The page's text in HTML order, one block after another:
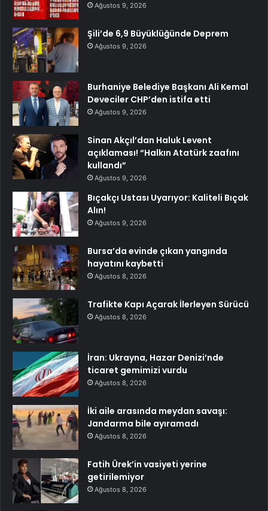
Ağustos 9, 2026
Şili’de 6,9 Büyüklüğünde Deprem
Ağustos 9, 2026
Burhaniye Belediye Başkanı Ali Kemal
Deveciler CHP’den istifa etti
Ağustos 9, 2026
Sinan Akçıl’dan Haluk Levent
açıklaması! “Halkın Atatürk zaafını
kullandı”
Ağustos 9, 2026
Bıçakçı Ustası Uyarıyor: Kaliteli Bıçak
Alın!
Ağustos 9, 2026
Bursa’da evinde çıkan yangında
hayatını kaybetti
Ağustos 8, 2026
Trafikte Kapı Açarak İlerleyen Sürücü
Ağustos 8, 2026
İran: Ukrayna, Hazar Denizi’nde
ticaret gemimizi vurdu
Ağustos 8, 2026
İki aile arasında meydan savaşı:
Jandarma bile ayıramadı
Ağustos 8, 2026
Fatih Ürek’in vasiyeti yerine
getirilemiyor
Ağustos 8, 2026